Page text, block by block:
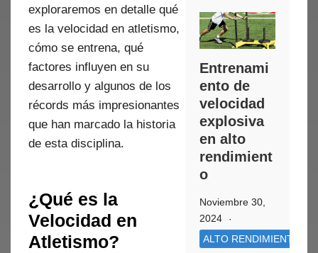
exploraremos en detalle qué
es la velocidad en atletismo,
cómo se entrena, qué
factores influyen en su
desarrollo y algunos de los
récords más impresionantes
que han marcado la historia
de esta disciplina.
¿Qué es la
Velocidad en
Atletismo?
Entrenami
ento de
velocidad
explosiva
en alto
rendimient
o
Noviembre 30,
2024
ALTO RENDIMIENTO